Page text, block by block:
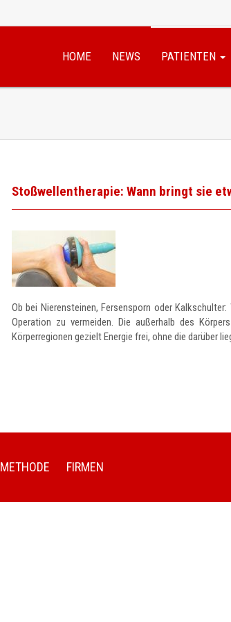
HOME NEWS PATIENTEN
Stoßwellentherapie: Wann bringt sie
Ob bei Nierensteinen, Fersensporn oder
Operation zu vermeiden. Die außerhalb des
Körperregionen gezielt Energie frei, ohne die darüber
METHODE FIRMEN